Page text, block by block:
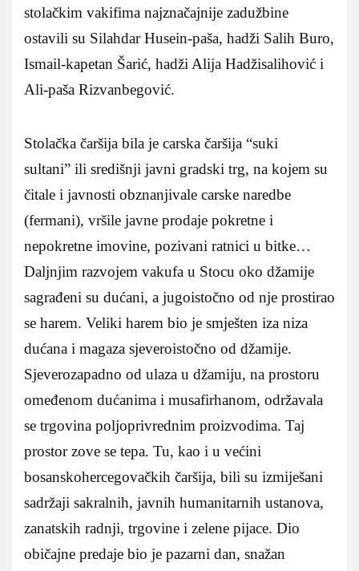
stolačkim vakifima najznačajnije zadužbine
ostavili su Silahdar Husein-paša, hadži Salih Buro,
Ismail-kapetan Šarić, hadži Alija Hadžisalihović i
Ali-paša Rizvanbegović.
Stolačka čaršija bila je carska čaršija “suki
sultani” ili središnji javni gradski trg, na kojem su
čitale i javnosti obznanjivale carske naredbe
(fermani), vršile javne prodaje pokretne i
nepokretne imovine, pozivani ratnici u bitke…
Daljnjim razvojem vakufa u Stocu oko džamije
sagrađeni su dućani, a jugoistočno od nje prostirao
se harem. Veliki harem bio je smješten iza niza
dućana i magaza sjeveroistočno od džamije.
Sjeverozapadno od ulaza u džamiju, na prostoru
omeđenom dućanima i musafirhanom, održavala
se trgovina poljoprivrednim proizvodima. Taj
prostor zove se tepa. Tu, kao i u većini
bosanskohercegovačkih čaršija, bili su izmiješani
sadržaji sakralnih, javnih humanitarnih ustanova,
zanatskih radnji, trgovine i zelene pijace. Dio
običajne predaje bio je pazarni dan, snažan